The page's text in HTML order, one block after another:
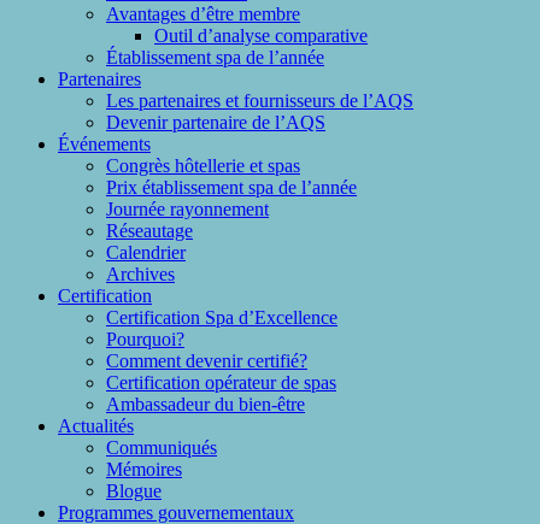
Avantages d’être membre
Outil d’analyse comparative
Établissement spa de l’année
Partenaires
Les partenaires et fournisseurs de l’AQS
Devenir partenaire de l’AQS
Événements
Congrès hôtellerie et spas
Prix établissement spa de l’année
Journée rayonnement
Réseautage
Calendrier
Archives
Certification
Certification Spa d’Excellence
Pourquoi?
Comment devenir certifié?
Certification opérateur de spas
Ambassadeur du bien-être
Actualités
Communiqués
Mémoires
Blogue
Programmes gouvernementaux